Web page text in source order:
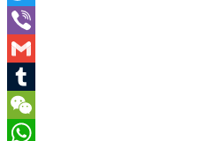
Twitter
Viber
Gmail
Tumblr
WeChat